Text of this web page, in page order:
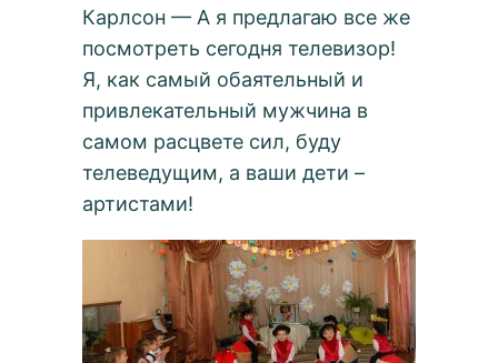
Карлсон — А я предлагаю все же
посмотреть сегодня телевизор!
Я, как самый обаятельный и
привлекательный мужчина в
самом расцвете сил, буду
телеведущим, а ваши дети –
артистами!